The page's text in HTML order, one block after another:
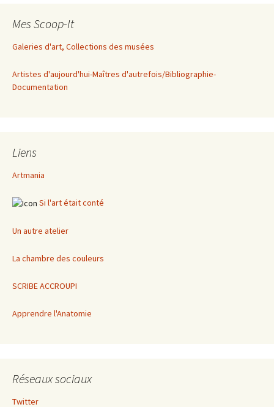
Mes Scoop-It
Galeries d'art, Collections des musées
Artistes d'aujourd'hui-Maîtres d'autrefois/Bibliographie-
Documentation
Liens
Artmania
Si l'art était conté
Un autre atelier
La chambre des couleurs
SCRIBE ACCROUPI
Apprendre l'Anatomie
Réseaux sociaux
Twitter